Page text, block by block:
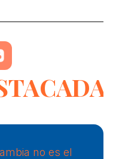
no es el